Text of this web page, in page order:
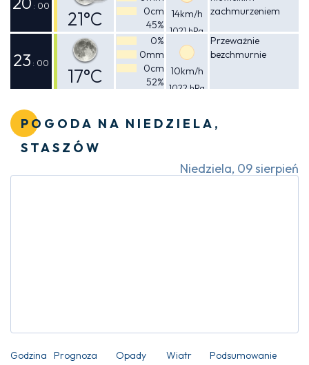
: 00
21°C
Odczuwalna
21°C
0cm
45%
14km/h
1021 hPa
zachmurzeniem
23 : 00
17°C
0%
0mm
0cm
52%
10km/h
1022 hPa
Przeważnie
bezchmurnie
POGODA NA NIEDZIELA,
STASZÓW
Niedziela, 09 sierpień
Godzina Prognoza Opady Wiatr Podsumowanie